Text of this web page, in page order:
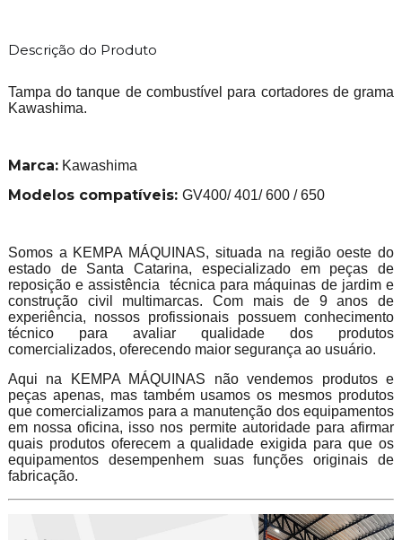
Descrição do Produto
Tampa do tanque de combustível para cortadores de grama
Kawashima.
Marca:Kawashima
Modelos compatíveis: GV400/ 401/ 600 / 650
Somos a KEMPA MÁQUINAS, situada na região oeste do
estado de Santa Catarina, especializado em peças de
reposição e assistência técnica para máquinas de jardim e
construção civil multimarcas. Com mais de 9 anos de
experiência, nossos profissionais possuem conhecimento
técnico para avaliar qualidade dos produtos
comercializados, oferecendo maior segurança ao usuário.
Aqui na KEMPA MÁQUINAS não vendemos produtos e
peças apenas, mas também usamos os mesmos produtos
que comercializamos para a manutenção dos equipamentos
em nossa oficina, isso nos permite autoridade para afirmar
quais produtos oferecem a qualidade exigida para que os
equipamentos desempenhem suas funções originais de
fabricação.